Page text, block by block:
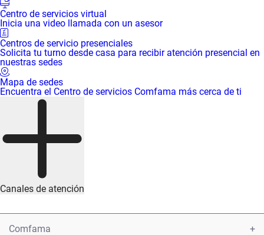
Centro de servicios virtual
Inicia una video llamada con un asesor
Centros de servicio presenciales
Solicita tu turno desde casa para recibir atención presencial en
nuestras sedes
Mapa de sedes
Encuentra el Centro de servicios Comfama más cerca de ti
Canales de atención
Comfama